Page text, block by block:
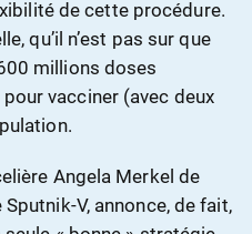
de cette procédure.
qu’il n’est pas sur que
millions doses
vacciner (avec deux
Angela Merkel de
V, annonce, de fait,